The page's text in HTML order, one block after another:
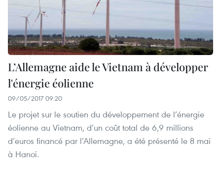
L’Allemagne aide le Vietnam à développer
l'énergie éolienne
09/05/2017 09:20
Le projet sur le soutien du développement de l’énergie
éolienne au Vietnam, d’un coût total de 6,9 millions
d’euros financé par l’Allemagne, a été présenté le 8 mai
à Hanoi.